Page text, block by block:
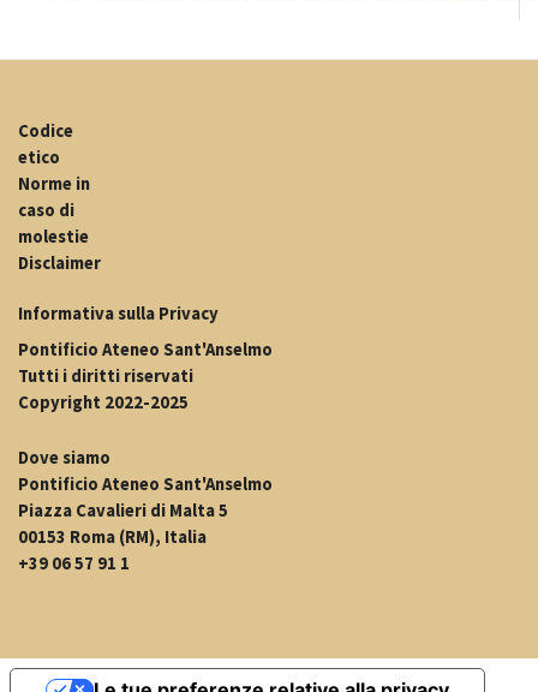
Codice
etico
Norme in
caso di
molestie
Disclaimer
Informativa sulla Privacy
Pontificio Ateneo Sant'Anselmo
Tutti i diritti riservati
Copyright 2022-2025
Dove siamo
Pontificio Ateneo Sant'Anselmo
Piazza Cavalieri di Malta 5
00153 Roma (RM), Italia
+39 06 57 91 1